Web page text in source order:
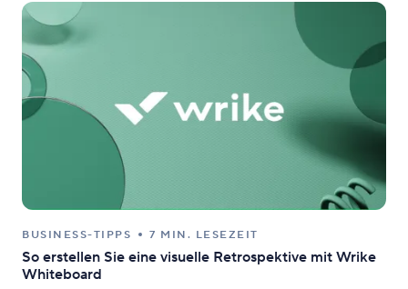
BUSINESS-TIPPS 7 MIN. LESEZEIT
So erstellen Sie eine visuelle Retrospektive mit Wrike
Whiteboard